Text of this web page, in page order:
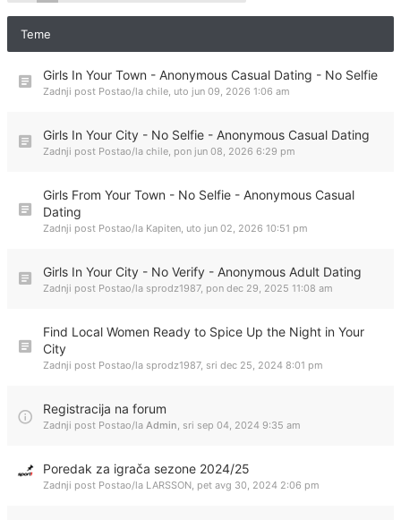
Teme
Girls In Your Town - Anonymous Casual Dating - No Selfie
Zadnji post Postao/la chile, uto jun 09, 2026 1:06 am
Girls In Your City - No Selfie - Anonymous Casual Dating
Zadnji post Postao/la chile, pon jun 08, 2026 6:29 pm
Girls From Your Town - No Selfie - Anonymous Casual
Dating
Zadnji post Postao/la Kapiten, uto jun 02, 2026 10:51 pm
Girls In Your City - No Verify - Anonymous Adult Dating
Zadnji post Postao/la sprodz1987, pon dec 29, 2025 11:08 am
Find Local Women Ready to Spice Up the Night in Your
City
Zadnji post Postao/la sprodz1987, sri dec 25, 2024 8:01 pm
Registracija na forum
Zadnji post Postao/la Admin, sri sep 04, 2024 9:35 am
Poredak za igrača sezone 2024/25
Zadnji post Postao/la LARSSON, pet avg 30, 2024 2:06 pm